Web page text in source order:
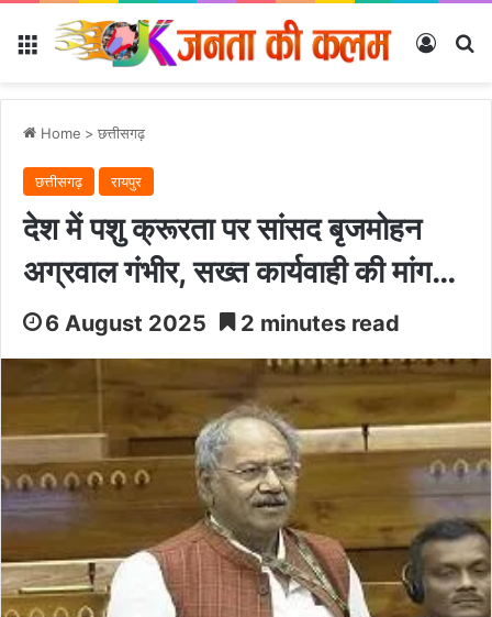
Menu Log In
Home > छत्तीसगढ़
छत्तीसगढ़ रायपुर
देश में पशु क्रूरता पर सांसद बृजमोहन
अग्रवाल गंभीर, सख्त कार्यवाही की मांग…
6 August 2025 2 minutes read